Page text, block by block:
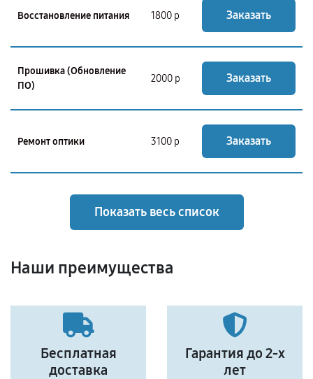
Восстановление питания 1800 р Заказать
Прошивка (Обновление
ПО)
2000 р Заказать
Ремонт оптики 3100 р Заказать
Показать весь список
Наши преимущества
Бесплатная
доставка
Гарантия до 2-х
лет